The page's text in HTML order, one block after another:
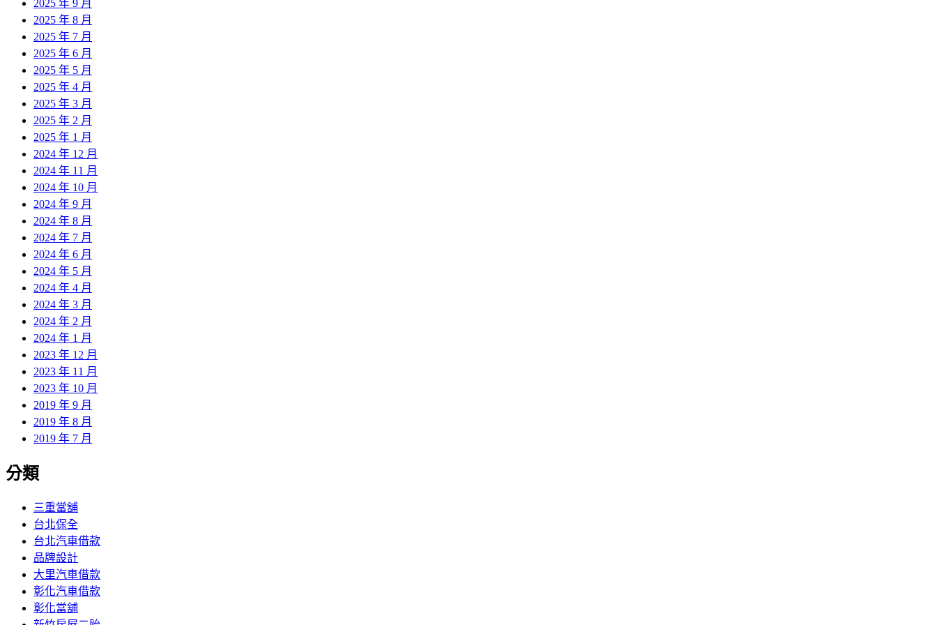
2025 年 9 月
2025 年 8 月
2025 年 7 月
2025 年 6 月
2025 年 5 月
2025 年 4 月
2025 年 3 月
2025 年 2 月
2025 年 1 月
2024 年 12 月
2024 年 11 月
2024 年 10 月
2024 年 9 月
2024 年 8 月
2024 年 7 月
2024 年 6 月
2024 年 5 月
2024 年 4 月
2024 年 3 月
2024 年 2 月
2024 年 1 月
2023 年 12 月
2023 年 11 月
2023 年 10 月
2019 年 9 月
2019 年 8 月
2019 年 7 月
分類
三重當舖
台北保全
台北汽車借款
品牌設計
大里汽車借款
彰化汽車借款
彰化當舖